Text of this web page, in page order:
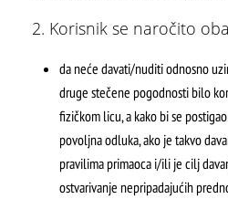
2. Korisnik se naročito
da neće davati/nuditi odnosno
druge stečene pogodnosti bilo
fizičkom licu, a kako bi se
povoljna odluka, ako je takvo
pravilima primaoca i/ili je cilj
ostvarivanje nepripadajućih